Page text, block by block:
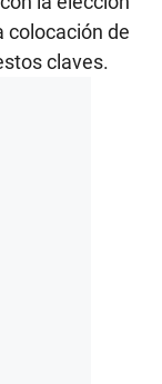
colocación de
claves.